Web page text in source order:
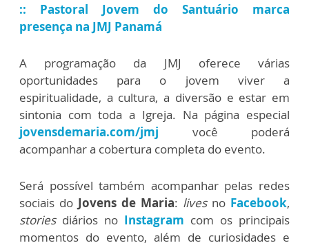
:: Pastoral Jovem do Santuário marca
presença na JMJ Panamá
A programação da JMJ oferece várias
oportunidades para o jovem viver a
espiritualidade, a cultura, a diversão e estar em
sintonia com toda a Igreja. Na página especial
jovensdemaria.com/jmj você poderá
acompanhar a cobertura completa do evento.
Será possível também acompanhar pelas redes
sociais do Jovens de Maria: livesno Facebook,
storiesdiários no Instagram com os principais
momentos do evento, além de curiosidades e